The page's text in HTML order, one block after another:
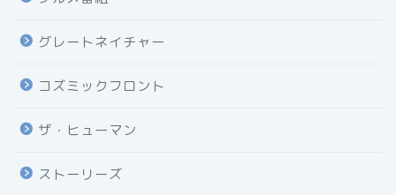
グレートネイチャー
コズミックフロント
ザ・ヒューマン
ストーリーズ